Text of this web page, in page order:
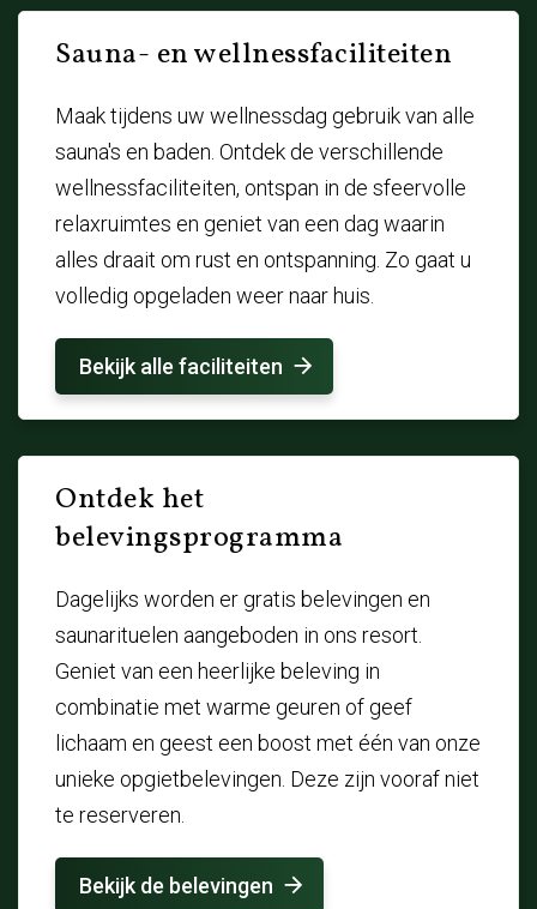
Sauna- en wellnessfaciliteiten
Maak tijdens uw wellnessdag gebruik van alle
sauna's en baden. Ontdek de verschillende
wellnessfaciliteiten, ontspan in de sfeervolle
relaxruimtes en geniet van een dag waarin
alles draait om rust en ontspanning. Zo gaat u
volledig opgeladen weer naar huis.
Bekijk alle faciliteiten
Ontdek het
belevingsprogramma
Dagelijks worden er gratis belevingen en
saunarituelen aangeboden in ons resort.
Geniet van een heerlijke beleving in
combinatie met warme geuren of geef
lichaam en geest een boost met één van onze
unieke opgietbelevingen. Deze zijn vooraf niet
te reserveren.
Bekijk de belevingen